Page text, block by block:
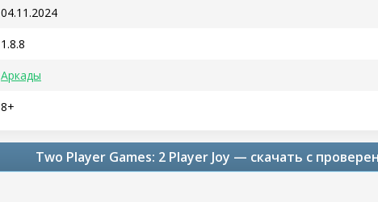
04.11.2024
1.8.8
Аркады
8+
Two Player Games: 2 Player Joy — скачать с